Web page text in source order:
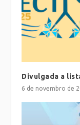
Divulgada a
6 de novembro de